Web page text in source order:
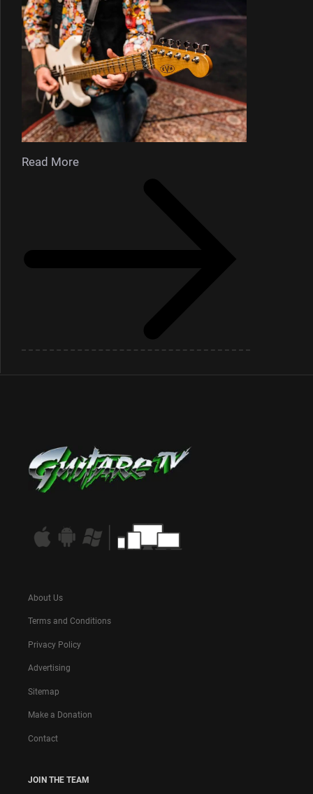
Read More
About Us
Terms and Conditions
Privacy Policy
Advertising
Sitemap
Make a Donation
Contact
JOIN THE TEAM